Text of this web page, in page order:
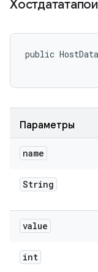
public
Параметры
name
String
value
int